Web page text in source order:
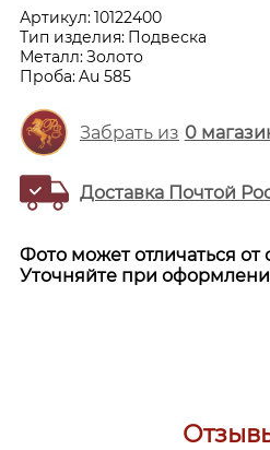
Артикул:10122400
Тип изделия: Подвеска
Металл:Золото
Проба:Au 585
Забрать из 0
Доставка Почтой
Фото может отличаться от
Уточняйте при